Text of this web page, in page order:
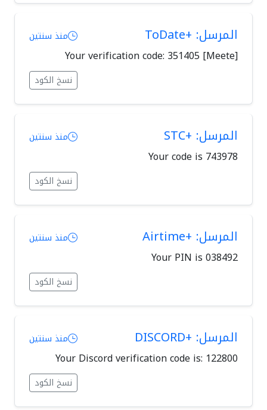
المرسل: +ToDate منذ سنتين
[Meete] Your verification code: 351405
نسخ الكود
المرسل: +STC منذ سنتين
Your code is 743978
نسخ الكود
المرسل: +Airtime منذ سنتين
Your PIN is 038492
نسخ الكود
المرسل: +DISCORD منذ سنتين
Your Discord verification code is: 122800
نسخ الكود